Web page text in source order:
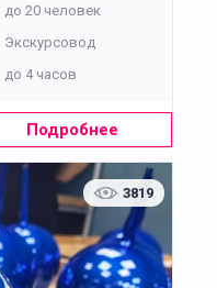
до 20 человек
Экскурсовод
до 4 часов
Подробнее
3819